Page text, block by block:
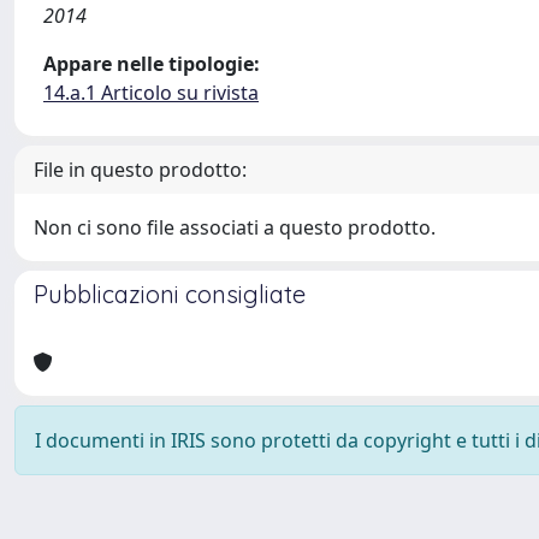
2014
Appare nelle tipologie:
14.a.1 Articolo su rivista
File in questo prodotto:
Non ci sono file associati a questo prodotto.
Pubblicazioni consigliate
I documenti in IRIS sono protetti da copyright e tutti i